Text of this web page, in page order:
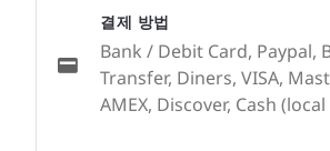
결제 방법
Bank / Debit Card, Paypal,
Transfer, Diners, VISA,
AMEX, Discover, Cash